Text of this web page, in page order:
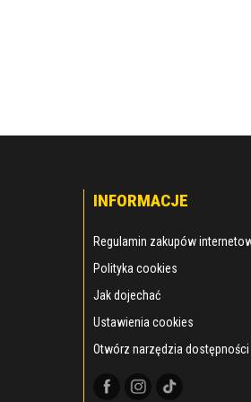
INFORMACJE
Regulamin zakupów
Polityka cookies
Jak dojechać
Ustawienia cookies
Otwórz narzędzia dostępności